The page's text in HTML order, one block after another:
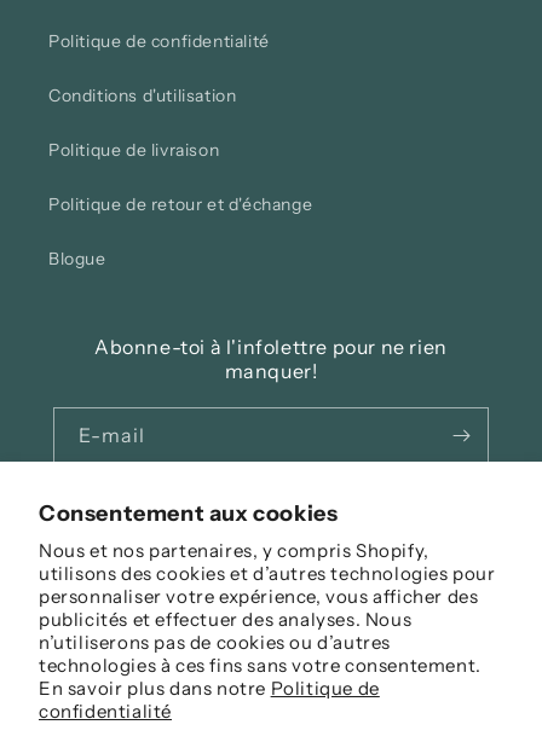
Consentement aux cookies
Nous et nos partenaires, y compris Shopify,
utilisons des cookies et d’autres technologies pour
personnaliser votre expérience, vous afficher des
publicités et effectuer des analyses. Nous
n’utiliserons pas de cookies ou d’autres
technologies à ces fins sans votre consentement.
En savoir plus dans notre Politique de
confidentialité
Politique de confidentialité
Conditions d'utilisation
Politique de livraison
Politique de retour et d'échange
Blogue
Abonne-toi à l'infolettre pour ne rien
manquer!
E-mail
FacebookInstagram
Langue
Français
Moyens